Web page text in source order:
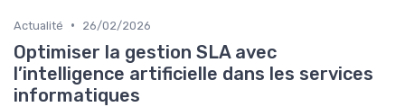
Actualité • 26/02/2026
Optimiser la gestion SLA avec
l’intelligence artificielle dans les services
informatiques